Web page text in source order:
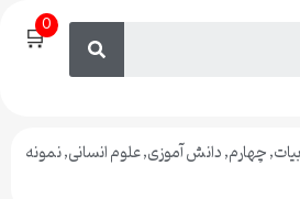
🛒0
,چهارم,دانش آموزی,علوم انسانی,نمونه